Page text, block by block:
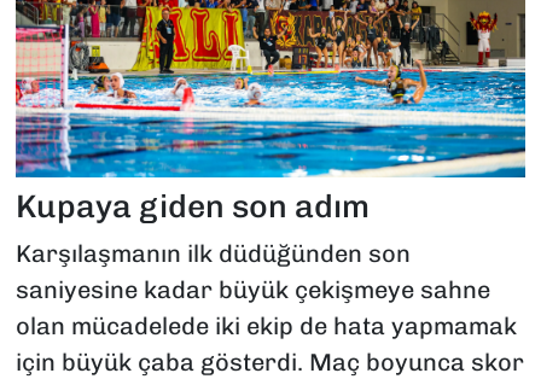
Kupaya giden son adım
Karşılaşmanın ilk düdüğünden son
saniyesine kadar büyük çekişmeye sahne
olan mücadelede iki ekip de hata yapmamak
için büyük çaba gösterdi. Maç boyunca skor